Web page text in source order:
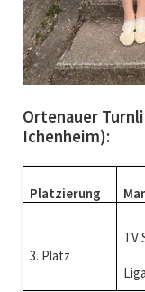
Ortenauer
Ichenheim):
Platzierung
3. Platz
TV